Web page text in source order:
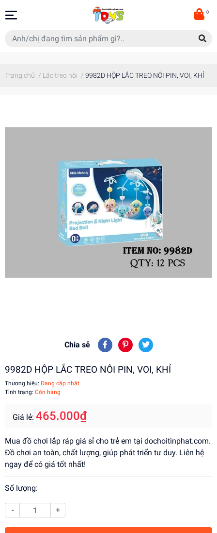
0
Trang chủ / Lắc treo nôi / 9982D HỘP LẮC TREO NÔI PIN, VOI, KHỈ
Chia sẻ
9982D HỘP LẮC TREO NÔI PIN, VOI, KHỈ
Thương hiệu: Đang cập nhật
Tình trạng: Còn hàng
Giá lẻ: 465.000₫
Mua đồ chơi lắp ráp giá sỉ cho trẻ em tại dochoitinphat.com.
Đồ chơi an toàn, chất lượng, giúp phát triển tư duy. Liên hệ
ngay để có giá tốt nhất!
Số lượng:
- +